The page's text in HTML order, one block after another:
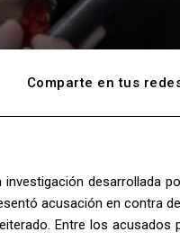
Comparte en tus
desarrollada
acusación en contra
Entre los